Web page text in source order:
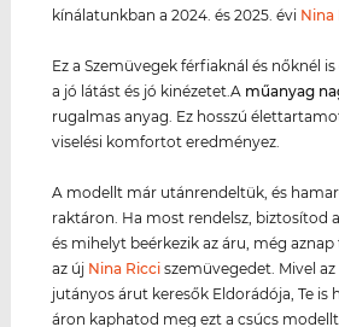
kínálatunkban a 2024. és 2025. évi Nina
Ez a Szemüvegek férfiaknál és nőknél
a jó látást és jó kinézetet.A műanyag
rugalmas anyag. Ez hosszú
viselési komfortot eredményez.
A modellt már utánrendeltük, és
raktáron. Ha most rendelsz, biztosítod
és mihelyt beérkezik az áru, még
az új Nina Ricci szemüvegedet. Mivel
jutányos árut keresők Eldorádója, Te is
áron kaphatod meg ezt a csúcs